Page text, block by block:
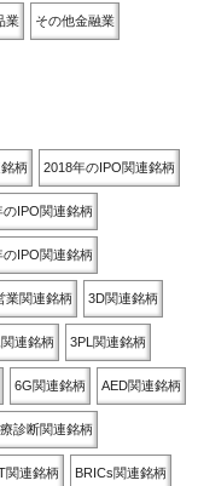
業 その他金融業
柄 2018年のIPO関連銘柄
のIPO関連銘柄
のIPO関連銘柄
業関連銘柄 3D関連銘柄
連銘柄 3PL関連銘柄
6G関連銘柄 AED関連銘柄
診断関連銘柄
関連銘柄 BRICs関連銘柄